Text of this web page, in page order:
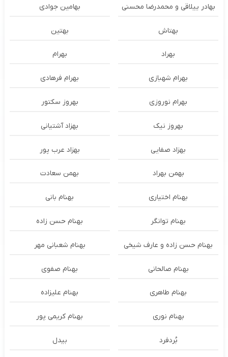
بهادر ییلاقی و محمدرضا محسنی بهامین جوادی
بهتاش بهتین
بهراد بهرام
بهرام شهبازی بهرام فرهادی
بهرام نوروزی بهروز سکتور
بهروز نیک بهزاد آشتیانی
بهزاد صفایی بهزاد عرب پور
بهمن بهراد بهمن سعادت
بهنام اختیاری بهنام بانی
بهنام توانگر بهنام حسن زاده
بهنام حسن زاده و عارف شیخی بهنام شعبانی مهر
بهنام صالحانی بهنام صفوی
بهنام طاهری بهنام علیزاده
بهنام نوری بهنام کریمی پور
بُردفرد بیدل